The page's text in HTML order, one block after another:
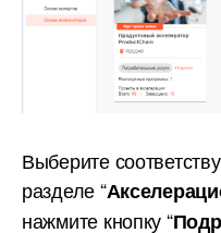
Выберите
разделе “
нажмите кнопку “